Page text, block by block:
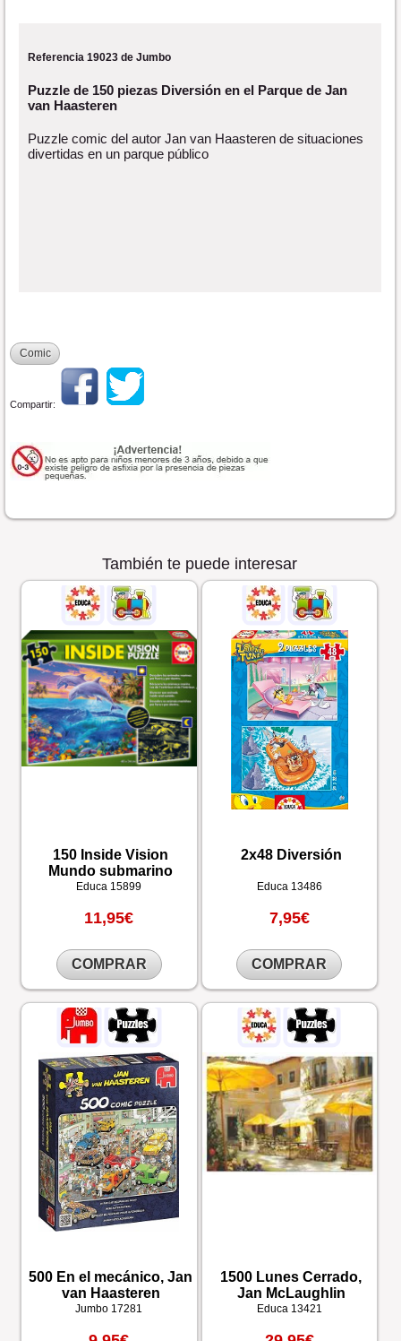
Referencia 19023 de Jumbo
Puzzle de 150 piezas Diversión en el Parque de Jan
van Haasteren
Puzzle comic del autor Jan van Haasteren de situaciones
divertidas en un parque público
Comic
Compartir:
También te puede interesar
150 Inside Vision
Mundo submarino
Educa 15899
11,95€
COMPRAR
2x48 Diversión
Educa 13486
7,95€
COMPRAR
500 En el mecánico, Jan
van Haasteren
Jumbo 17281
1500 Lunes Cerrado,
Jan McLaughlin
Educa 13421